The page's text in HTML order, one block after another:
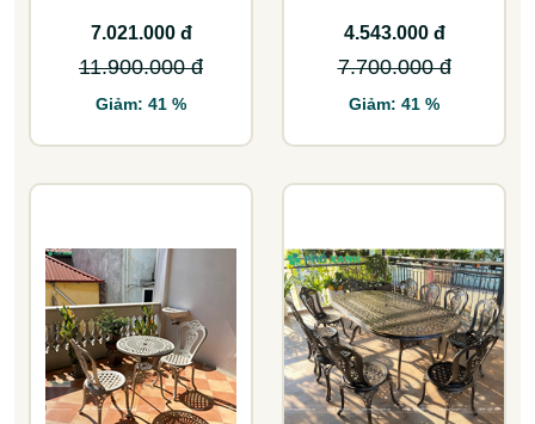
7.021.000 đ
11.900.000 đ
Giảm: 41 %
4.543.000 đ
7.700.000 đ
Giảm: 41 %